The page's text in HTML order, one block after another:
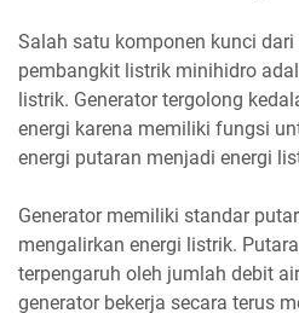
Salah satu komponen kunci
pembangkit listrik minihidro
listrik. Generatortergolong
energi karena memiliki fungsi
energi putaran menjadi energi
Generator memiliki standar
mengalirkan energi listrik.
terpengaruh oleh jumlah debit
generator bekerja secara terus